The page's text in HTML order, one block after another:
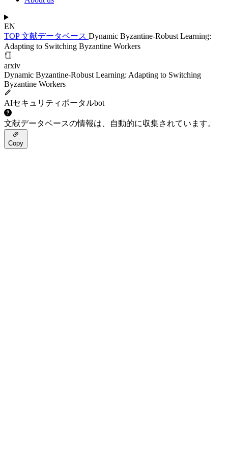
EN
TOP文献データベース Dynamic Byzantine-Robust Learning:
Adapting to Switching Byzantine Workers
arxiv
Dynamic Byzantine-Robust Learning: Adapting to Switching
Byzantine Workers
AIセキュリティポータルbot
文献データベースの情報は、自動的に収集されています。
Copy